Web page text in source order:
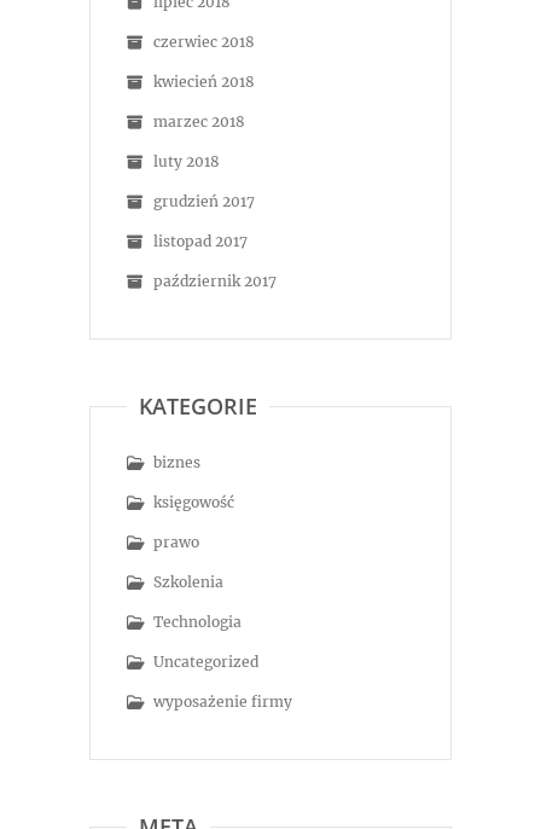
czerwiec 2018
kwiecień 2018
marzec 2018
luty 2018
grudzień 2017
listopad 2017
październik 2017
KATEGORIE
biznes
księgowość
prawo
Szkolenia
Technologia
Uncategorized
wyposażenie firmy